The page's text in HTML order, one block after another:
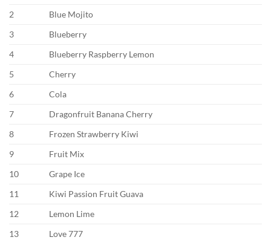
2
Blue Mojito
3
Blueberry
4
Blueberry Raspberry Lemon
5
Cherry
6
Cola
7
Dragonfruit Banana Cherry
8
Frozen Strawberry Kiwi
9
Fruit Mix
10
Grape Ice
11
Kiwi Passion Fruit Guava
12
Lemon Lime
13
Love 777